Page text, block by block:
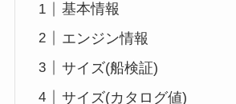
基本情報
エンジン情報
サイズ(船検証)
サイズ(カタログ値)